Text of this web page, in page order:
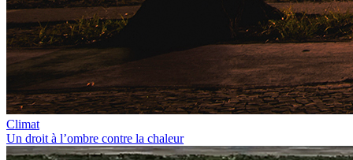
Climat
Un droit à l’ombre contre la chaleur